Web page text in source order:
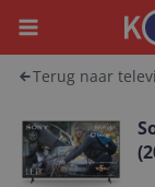
Menu
Terug naar